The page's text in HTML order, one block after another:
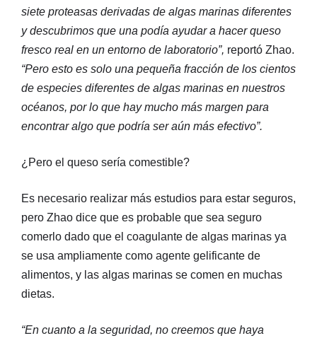
siete proteasas derivadas de algas marinas diferentes
y descubrimos que una podía ayudar a hacer queso
fresco real en un entorno de laboratorio”, reportó Zhao.
“Pero esto es solo una pequeña fracción de los cientos
de especies diferentes de algas marinas en nuestros
océanos, por lo que hay mucho más margen para
encontrar algo que podría ser aún más efectivo”.
¿Pero el queso sería comestible?
Es necesario realizar más estudios para estar seguros,
pero Zhao dice que es probable que sea seguro
comerlo dado que el coagulante de algas marinas ya
se usa ampliamente como agente gelificante de
alimentos, y las algas marinas se comen en muchas
dietas.
“En cuanto a la seguridad, no creemos que haya